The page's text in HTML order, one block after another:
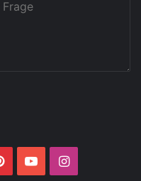
PinterestYouTubeInstagram